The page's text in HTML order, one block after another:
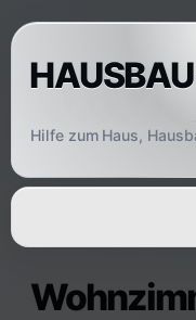
Skip
to
content
Hilfe zum Haus,